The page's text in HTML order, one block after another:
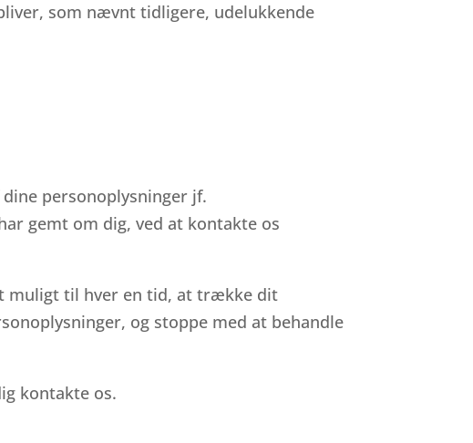
som nævnt tidligere, udelukkende
personoplysninger jf.
gemt om dig, ved at kontakte os
muligt til hver en tid, at trække dit
og stoppe med at behandle
kontakte os.